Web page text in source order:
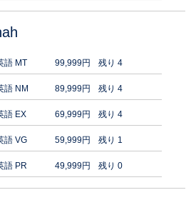
語 MT 99,999円 残り 4
語 NM 89,999円 残り 4
語 EX 69,999円 残り 4
語 VG 59,999円 残り 1
語 PR 49,999円 残り 0